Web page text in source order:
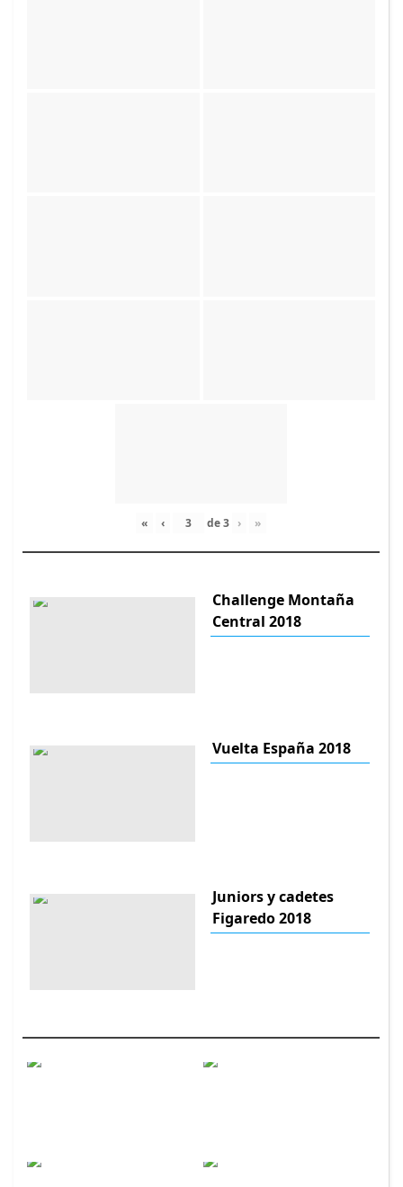
« ‹ de3 › »
Challenge Montaña
Central 2018
Vuelta España 2018
Juniors y cadetes
Figaredo 2018